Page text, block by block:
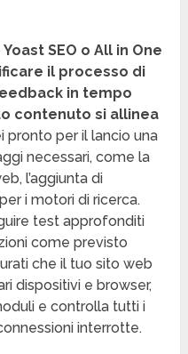
SEO o All in One
il processo di
in tempo
contenuto si allinea
pronto per il lancio una
necessari, come la
l’aggiunta di
i motori di ricerca.
test approfonditi
come previsto
che il tuo sito web
dispositivi e browser,
e controlla tutti i
interrotte.